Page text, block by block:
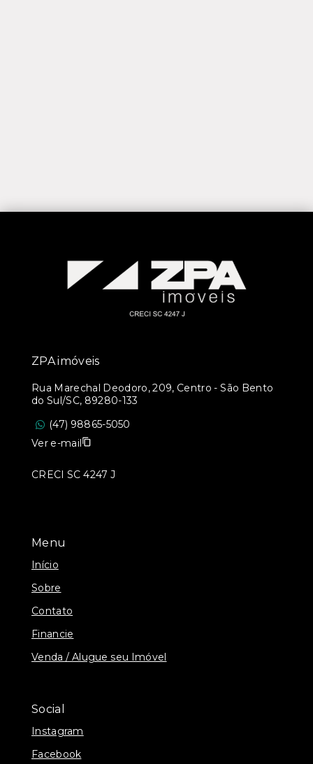
Menu
Início
Sobre
Contato
Financie
Venda / Alugue seu Imóvel
Social
Instagram
Facebook
ZPA imóveis
Rua Marechal Deodoro, 209, Centro - São Bento
do Sul/SC, 89280-133
(47) 98865-5050
Ver e-mail
CRECI SC 4247 J